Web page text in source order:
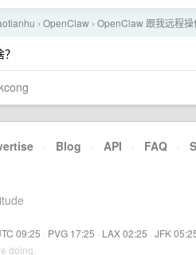
› OpenClaw › OpenClaw 跟我远程操
· Blog · API · FAQ ·
09:25 · PVG 17:25 · LAX 02:25 · JFK
doing.